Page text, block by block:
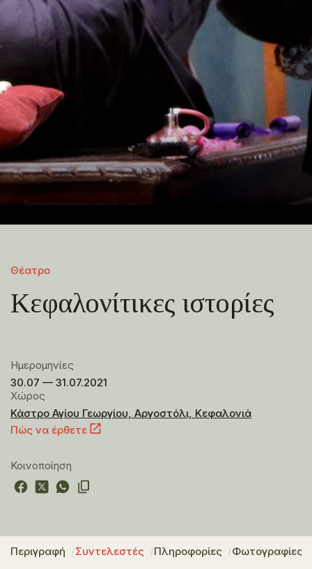
Θέατρο
Κεφαλονίτικες ιστορίες
Ημερομηνίες
30.07 — 31.07.2021
Χώρος
Κάστρο Αγίου Γεωργίου, Αργοστόλι, Κεφαλονιά
Πώς να έρθετε
Κοινοποίηση
Περιγραφή Συντελεστές Πληροφορίες Φωτογραφίες